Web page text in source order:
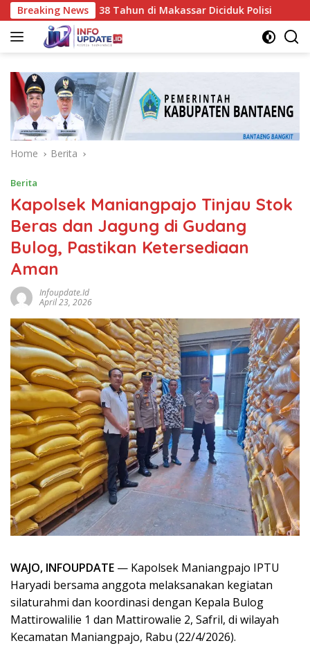
Skip
to
content
Breaking News
Pria 38 Tahun di Makassar Diciduk Polisi Jadi
Home Berita
Berita
Kapolsek Maniangpajo Tinjau Stok
Beras dan Jagung di Gudang
Bulog, Pastikan Ketersediaan
Aman
Infoupdate.id
April 23, 2026
WAJO, INFOUPDATE — Kapolsek Maniangpajo IPTU
Haryadi bersama anggota melaksanakan kegiatan
silaturahmi dan koordinasi dengan Kepala Bulog
Mattirowalilie 1 dan Mattirowalie 2, Safril, di wilayah
Kecamatan Maniangpajo, Rabu (22/4/2026).